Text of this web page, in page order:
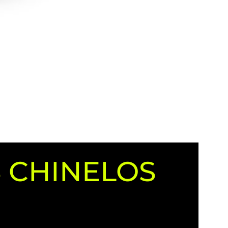
CHINELOS